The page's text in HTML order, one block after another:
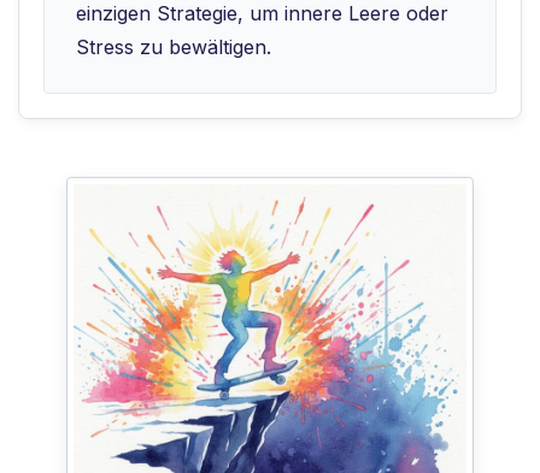
einzigen Strategie, um innere Leere oder
Stress zu bewältigen.